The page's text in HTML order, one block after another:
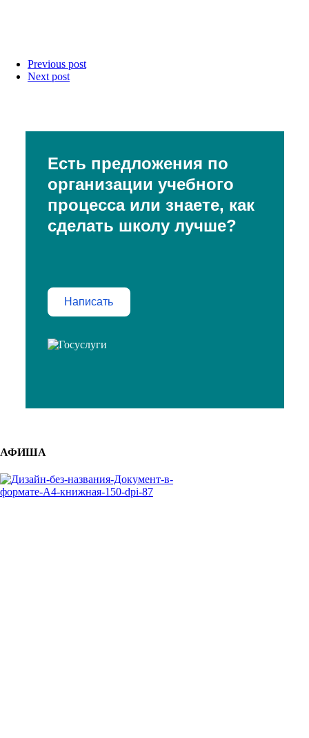
Previous post
Next post
Есть предложения по
организации учебного
процесса или знаете, как
сделать школу лучше?
Написать
АФИША